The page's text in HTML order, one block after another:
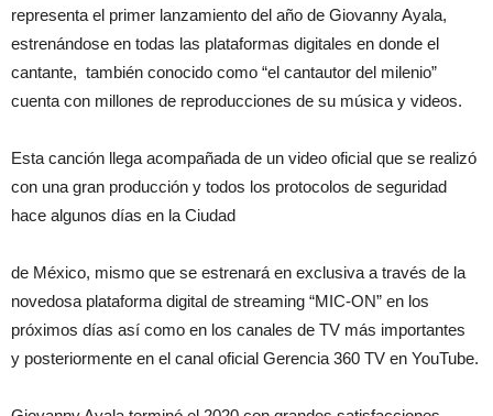
representa el primer lanzamiento del año de Giovanny Ayala,
estrenándose en todas las plataformas digitales en donde el
cantante, también conocido como “el cantautor del milenio”
cuenta con millones de reproducciones de su música y videos.
Esta canción llega acompañada de un video oficial que se realizó
con una gran producción y todos los protocolos de seguridad
hace algunos días en la Ciudad
de México, mismo que se estrenará en exclusiva a través de la
novedosa plataforma digital de streaming “MIC-ON” en los
próximos días así como en los canales de TV más importantes
y posteriormente en el canal oficial Gerencia 360 TV en YouTube.